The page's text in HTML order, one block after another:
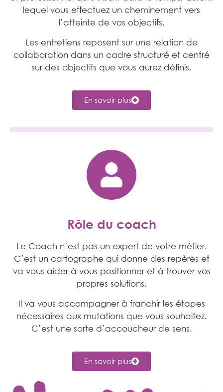
lequel vous effectuez un cheminement vers
l’atteinte de vos objectifs.
Les entretiens reposent sur une relation de
collaboration dans un cadre structuré et centré
sur des objectifs que vous aurez définis.
En savoir plus
Rôle du coach
Le Coach n’est pas un expert de votre métier.
C’est un cartographe qui donne des repères et
va vous aider à vous positionner et à trouver vos
propres solutions.
Il va vous accompagner à franchir les étapes
nécessaires aux mutations que vous souhaitez.
C’est une sorte d’accoucheur de sens.
En savoir plus